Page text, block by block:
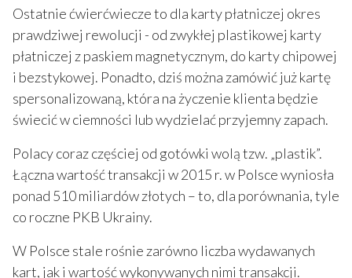
Ostatnie ćwierćwiecze to dla karty płatniczej okres
prawdziwej rewolucji - od zwykłej plastikowej karty
płatniczej z paskiem magnetycznym, do karty chipowej
i bezstykowej. Ponadto, dziś można zamówić już kartę
spersonalizowaną, która na życzenie klienta będzie
świecić w ciemności lub wydzielać przyjemny zapach.
Polacy coraz częściej od gotówki wolą tzw. „plastik”.
Łączna wartość transakcji w 2015 r. w Polsce wyniosła
ponad 510 miliardów złotych – to, dla porównania, tyle
co roczne PKB Ukrainy.
W Polsce stale rośnie zarówno liczba wydawanych
kart, jak i wartość wykonywanych nimi transakcji.